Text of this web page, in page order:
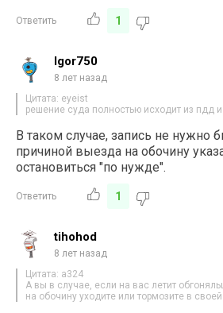
Ответить 1
Igor750
8 лет назад
Цитата: eyeist
решение суда полностью исходит из пдд
В таком случае, запись не нужно
причиной выезда на обочину
остановиться "по нужде".
Ответить 1
tihohod
8 лет назад
Цитата: a324
А вы в случае, если на вас летит
на обочину уходите или тормозите в